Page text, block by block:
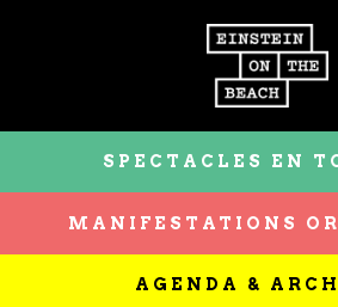
SPECTACLES EN
MANIFESTATIONS
AGENDA &